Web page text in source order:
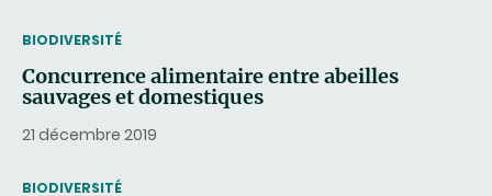
THEMATIC
BIODIVERSITÉ
Concurrence alimentaire entre abeilles
sauvages et domestiques
21 décembre 2019
THEMATIC
BIODIVERSITÉ